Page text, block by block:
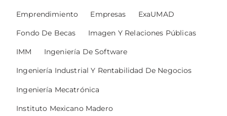
Emprendimiento Empresas ExaUMAD
Fondo De Becas Imagen Y Relaciones Públicas
IMM Ingeniería De Software
Ingeniería Industrial Y Rentabilidad De Negocios
Ingeniería Mecatrónica
Instituto Mexicano Madero